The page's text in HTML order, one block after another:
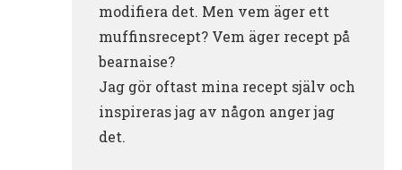
modifiera det. Men vem äger ett
muffinsrecept? Vem äger recept på
bearnaise?
Jag gör oftast mina recept själv och
inspireras jag av någon anger jag
det.